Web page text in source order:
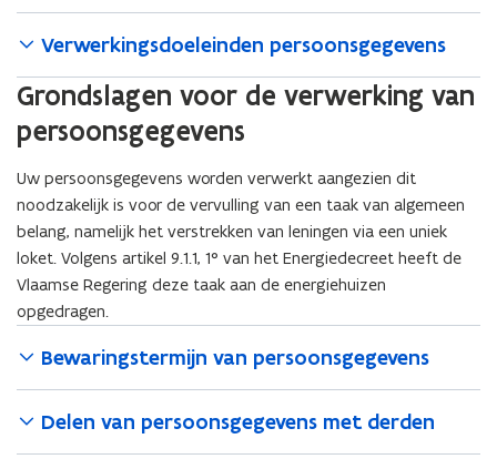
s
t
e
r
r
)
e
r
)
e
r
)
n
s
e
)
e
n
s
t
e
)
e
n
s
t
r
)
Verwerkingsdoeleinden persoonsgegevens
Grondslagen voor de verwerking van
persoonsgegevens
Uw persoonsgegevens worden verwerkt aangezien dit
noodzakelijk is voor de vervulling van een taak van algemeen
belang, namelijk het verstrekken van leningen via een uniek
loket. Volgens artikel 9.1.1, 1° van het Energiedecreet heeft de
Vlaamse Regering deze taak aan de energiehuizen
opgedragen.
Bewaringstermijn van persoonsgegevens
Delen van persoonsgegevens met derden